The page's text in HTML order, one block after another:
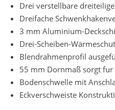
Drei verstellbare
Dreifache
3 mm Aluminium-
Drei-Scheiben-
Blendrahmenprofil
55 mm Dornmaß sorgt
Bodenschwelle mit
Eckverschweiste